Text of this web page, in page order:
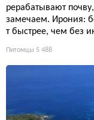
рерабатывают
замечаем. Ирония:
т быстрее, чем без
Питомцы 5 488